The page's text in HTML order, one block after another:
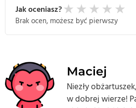
Jak oceniasz? ★ ★ ★ ★ ★
Brak ocen, możesz być pierwszy
Maciej
Niezły
w dobrej wierze!